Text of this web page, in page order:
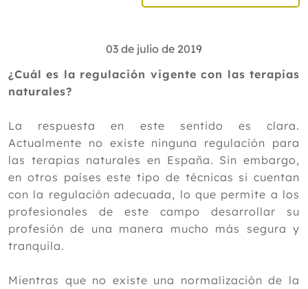
2025
2024
2022
2021
2019
Diciembre
Noviembre
Julio
03 de julio de 2019
¿Cuál es la regulación vigente con las terapias
naturales?
La respuesta en este sentido es clara.
Actualmente no existe ninguna regulación para
las terapias naturales en España. Sin embargo,
en otros países este tipo de técnicas si cuentan
con la regulación adecuada, lo que permite a los
profesionales de este campo desarrollar su
profesión de una manera mucho más segura y
tranquila.
Mientras que no existe una normalización de la